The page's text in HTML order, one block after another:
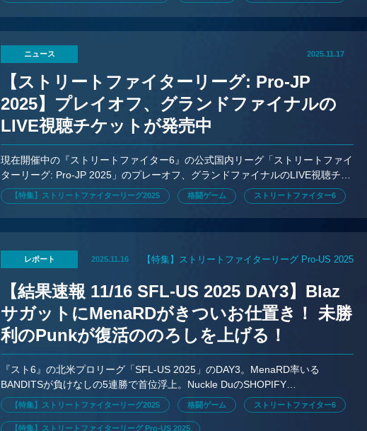
ニュース 2025.11.17
【ストリートファイターリーグ: Pro-JP
2025】プレイオフ、グランドファイナルの
LIVE視聴チケットが発売中
現在開催中の『ストリートファイター6』の公式国内リーグ「ストリートファイ
ターリーグ: Pro-JP 2025」のプレーオフ、グランドファイナルのLIVE視聴チケ
ットが発売中。
【特集】ストリートファイターリーグ2025 格闘ゲーム ストリートファイター6
レポート 2025.11.16 【特集】ストリートファイターリーグ Pro-US 2025
【結果速報 11/16 SFL-US 2025 DAY3】Blaz
サガットにMenaRDがきついお仕置き！ 未勝
利のPunkが復活ののろしを上げる！
『スト6』の北米プロリーグ「SFL-US 2025」のDAY3。MenaRD率いる
BANDITSが負けなしの5連勝で首位浮上。Nuckle DuのSHOPIFY
REBELLION、Blazの2GAMEの行方は？
【特集】ストリートファイターリーグ2025 格闘ゲーム ストリートファイター6
【特集】ストリートファイターリーグ Pro-US 2025